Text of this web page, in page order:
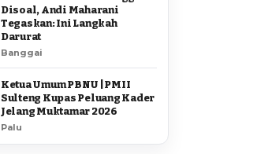
Disoal, Andi Maharani
Tegaskan: Ini Langkah
Darurat
Banggai
Ketua Umum PBNU | PMII
Sulteng Kupas Peluang Kader
Jelang Muktamar 2026
Palu